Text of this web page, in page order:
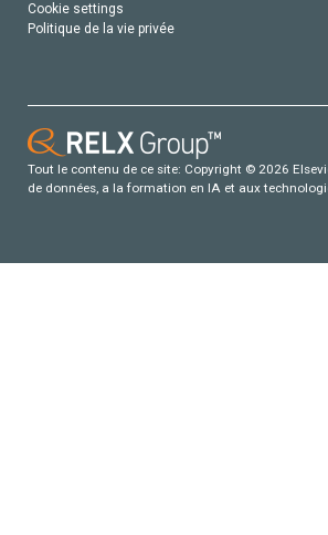
Cookie settings
Politique de la vie privée
Tout le contenu de ce site: Copyright © 2026
de données, a la formation en IA et aux